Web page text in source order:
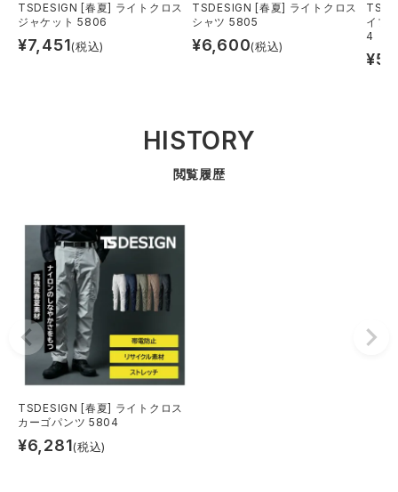
TSDESIGN [春夏] ライトクロス
ジャケット 5806
¥7,451(税込)
TSDESIGN [春夏] ライトクロス
シャツ 5805
¥6,600(税込)
イブ
4
¥
HISTORY
閲覧履歴
TSDESIGN [春夏] ライトクロス
カーゴパンツ 5804
¥6,281(税込)